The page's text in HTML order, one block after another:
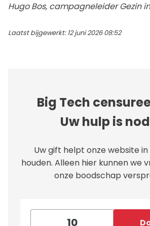
Hugo Bos, campagneleider Gezin
Laatst bijgewerkt: 12 juni 2026 08:52
Big Tech
Uw hulp is
Uw gift helpt onze website
houden. Alleen hier kunnen we
onze boodschap